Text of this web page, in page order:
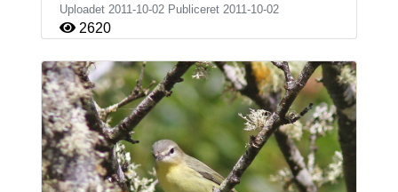
Uploadet 2011-10-02 Publiceret 2011-10-02
2620